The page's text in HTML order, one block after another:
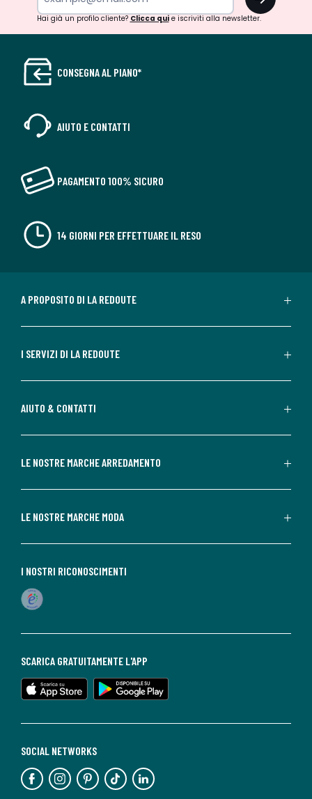
Hai già un profilo cliente? Clicca quie iscriviti alla newsletter.
CONSEGNA AL PIANO*
AIUTO E CONTATTI
PAGAMENTO 100% SICURO
14 GIORNI PER EFFETTUARE IL RESO
A PROPOSITO DI LA REDOUTE
I SERVIZI DI LA REDOUTE
AIUTO & CONTATTI
LE NOSTRE MARCHE ARREDAMENTO
LE NOSTRE MARCHE MODA
SOCIAL NETWORKS
SCARICA GRATUITAMENTE L'APP
I NOSTRI RICONOSCIMENTI